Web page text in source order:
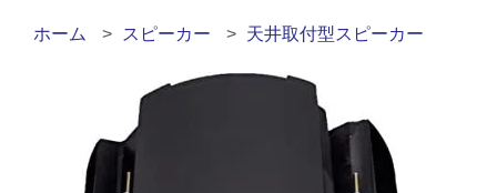
ホーム スピーカー 天井取付型スピーカー